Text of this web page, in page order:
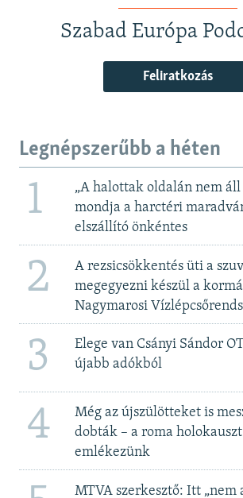
Szabad Európa
Feliratkozás
Legnépszerűbb a héten
1
„A halottak oldalán nem áll
mondja a harctéri
elszállító önkéntes
2
A rezsicsökkentés üti a
megegyezni készül a
Nagymarosi
3
Elege van Csányi Sándor
újabb adókból
4
Még az újszülötteket is
dobták – a roma
emlékezünk
MTVA szerkesztő: Itt „nem